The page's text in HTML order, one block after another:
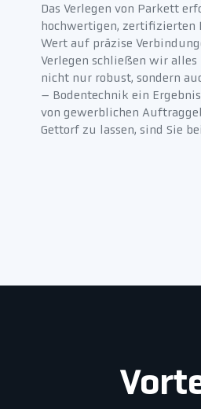
Das Verlegen von Parkett
hochwertigen, zertifizierten
Wert auf präzise
Verlegen schließen wir alles
nicht nur robust, sondern
– Bodentechnik ein
von gewerblichen
Gettorf zu lassen, sind Sie